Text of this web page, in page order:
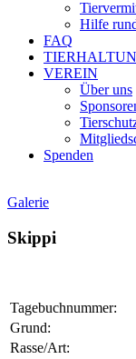
Hilfe
FAQ
VEREIN
Über uns
Spenden
Galerie
Skippi
Tagebuchnummer:
Grund:
Rasse/Art: